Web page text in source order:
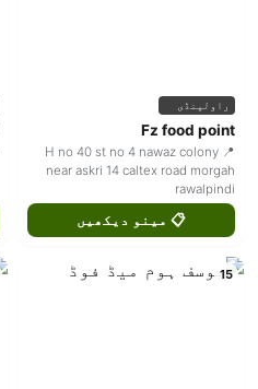
راولپنڈی
Fz food point
📍 H no 40 st no 4 nawaz colony
near askri 14 caltex road morgah
rawalpindi
📋 مینو دیکھیں
15